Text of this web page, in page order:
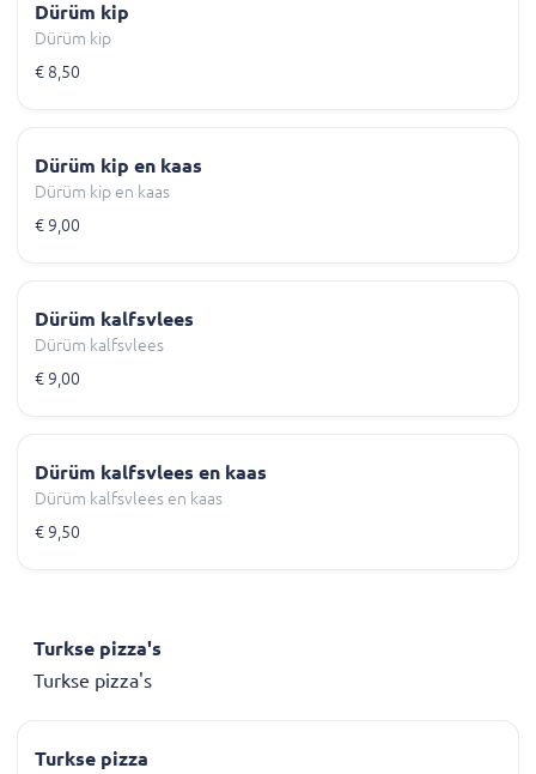
Dürüm kip
Dürüm kip
€ 8,50
Dürüm kip en kaas
Dürüm kip en kaas
€ 9,00
Dürüm kalfsvlees
Dürüm kalfsvlees
€ 9,00
Dürüm kalfsvlees en kaas
Dürüm kalfsvlees en kaas
€ 9,50
Turkse pizza's
Turkse pizza's
Turkse pizza